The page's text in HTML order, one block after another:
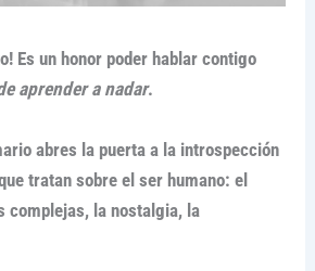
Es un honor poder hablar contigo
aprender a nadar.
abres la puerta a la introspección
tratan sobre el ser humano: el
complejas, la nostalgia, la